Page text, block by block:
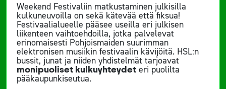
Weekend Festivaliin matkustaminen julkisilla
kulkuneuvoilla on sekä kätevää että fiksua!
Festivaalialueelle pääsee useilla eri julkisen
liikenteen vaihtoehdoilla, jotka palvelevat
erinomaisesti Pohjoismaiden suurimman
elektronisen musiikin festivaalin kävijöitä. HSL:n
bussit, junat ja niiden yhdistelmät tarjoavat
monipuoliset kulkuyhteydet eri puolilta
pääkaupunkiseutua.